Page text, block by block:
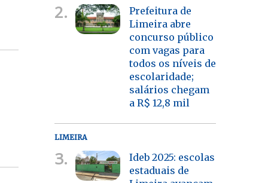
2.
Prefeitura de
Limeira abre
concurso público
com vagas para
todos os níveis de
escolaridade;
salários chegam
a R$ 12,8 mil
LIMEIRA
3.
Ideb 2025: escolas
estaduais de